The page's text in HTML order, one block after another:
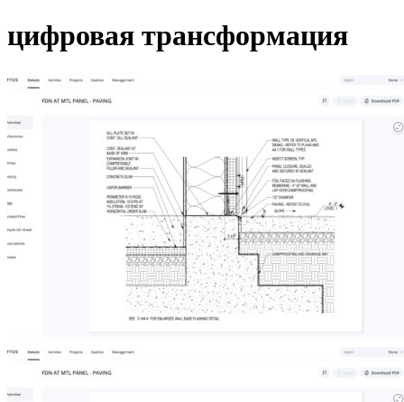
цифровая трансформация